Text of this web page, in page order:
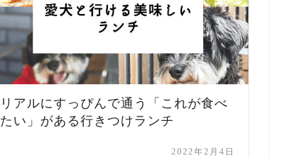
リアルにすっぴんで通う「これが食べ
たい」がある行きつけランチ
2022年2月4日